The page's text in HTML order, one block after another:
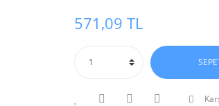
571,09 TL